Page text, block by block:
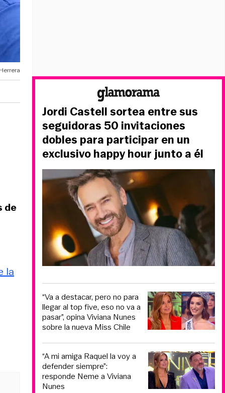
de
la
Jordi Castell sortea entre sus
seguidoras 50 invitaciones
dobles para participar en un
exclusivo happy hour junto a él
“Va a destacar, pero no para
llegar al top five, eso no va a
pasar”, opina Viviana Nunes
sobre la nueva Miss Chile
“A mi amiga Raquel la voy a
defender siempre”:
responde Neme a Viviana
Nunes